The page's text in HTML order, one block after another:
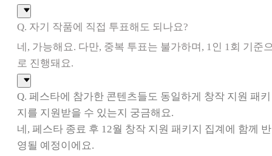
Q. 자기 작품에 직접 투표해도 되나요?
네, 가능해요. 다만, 중복 투표는 불가하며, 1인 1회 기준
로 진행돼요.
Q. 페스타에 참가한 콘텐츠들도 동일하게 창작 지원 패키
지를 지원받을 수 있는지 궁금해요.
네, 페스타 종료 후 12월 창작 지원 패키지 집계에 함께 반
영될 예정이에요.